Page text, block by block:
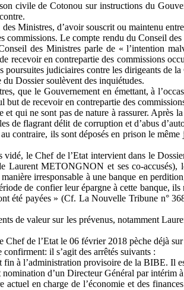
civile de Cotonou sur instructions du
Ministres, d’avoir souscrit ou maintenu
Le compte rendu du Conseil
des Ministres parle de « l’intention
recevoir en contrepartie des commissions
judiciaires contre les dirigeants de
Dossier soulèvent des inquiétudes.
que le Gouvernement en émettant, à
de recevoir en contrepartie des
qui ne sont pas de nature à rassurer.
de flagrant délit de corruption et d’abus
contraire, ils sont déposés en prison le
vidé, le Chef de l’Etat intervient dans le
METONGNON et ses co-accusés),
irresponsable à une banque en
de confier leur épargne à cette banque, ils
été payées » (Cf. La Nouvelle Tribune n°
de valeur sur les prévenus, notamment
de l’Etat le 06 février 2018 pèche déjà
il s’agit des arrêtés suivants :
à l’administration provisoire de la BIBE. Il
d’un Directeur Général par intérim
en charge de l’économie et des